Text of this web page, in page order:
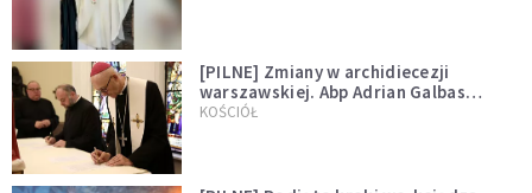
[PILNE] Zmiany w archidiecezji
warszawskiej. Abp Adrian Galbas
wręczył dekrety nowym proboszczom
KOŚCIÓŁ